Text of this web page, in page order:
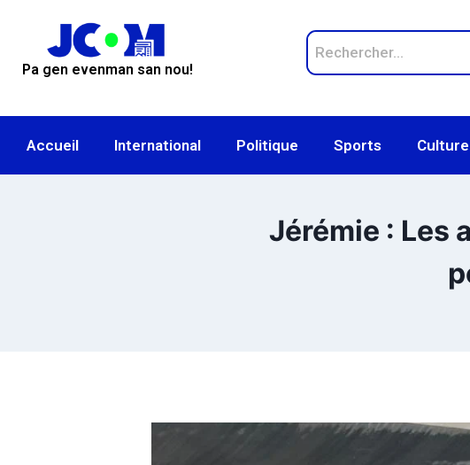
Pa gen evenman san nou!
Accueil International Politique Sports Culture
Jérémie : Les